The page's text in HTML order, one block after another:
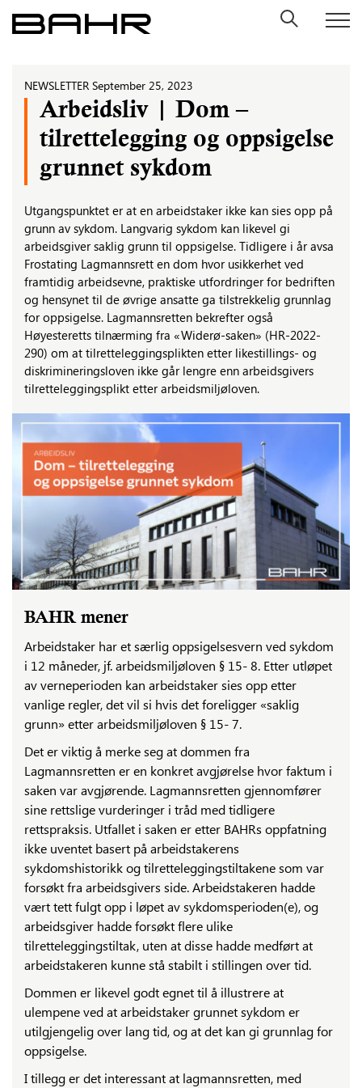
Skip
to
NEWSLETTER September 25, 2023
Arbeidsliv | Dom –
tilrettelegging og oppsigelse
grunnet sykdom
Utgangspunktet er at en arbeidstaker ikke kan sies opp på
grunn av sykdom. Langvarig sykdom kan likevel gi
arbeidsgiver saklig grunn til oppsigelse. Tidligere i år avsa
Frostating Lagmannsrett en dom hvor usikkerhet ved
framtidig arbeidsevne, praktiske utfordringer for bedriften
og hensynet til de øvrige ansatte ga tilstrekkelig grunnlag
for oppsigelse. Lagmannsretten bekrefter også
Høyesteretts tilnærming fra «Widerø-saken» (HR-2022-
290) om at tilretteleggingsplikten etter likestillings- og
diskrimineringsloven ikke går lengre enn arbeidsgivers
tilretteleggingsplikt etter arbeidsmiljøloven.
BAHR mener
Arbeidstaker har et særlig oppsigelsesvern ved sykdom
i 12 måneder, jf. arbeidsmiljøloven § 15- 8. Etter utløpet
av verneperioden kan arbeidstaker sies opp etter
vanlige regler, det vil si hvis det foreligger «saklig
grunn» etter arbeidsmiljøloven § 15- 7.
Det er viktig å merke seg at dommen fra
Lagmannsretten er en konkret avgjørelse hvor faktum i
saken var avgjørende. Lagmannsretten gjennomfører
sine rettslige vurderinger i tråd med tidligere
rettspraksis. Utfallet i saken er etter BAHRs oppfatning
ikke uventet basert på arbeidstakerens
sykdomshistorikk og tilretteleggingstiltakene som var
forsøkt fra arbeidsgivers side. Arbeidstakeren hadde
vært tett fulgt opp i løpet av sykdomsperioden(e), og
arbeidsgiver hadde forsøkt flere ulike
tilretteleggingstiltak, uten at disse hadde medført at
arbeidstakeren kunne stå stabilt i stillingen over tid.
Dommen er likevel godt egnet til å illustrere at
ulempene ved at arbeidstaker grunnet sykdom er
utilgjengelig over lang tid, og at det kan gi grunnlag for
oppsigelse.
I tillegg er det interessant at lagmannsretten, med